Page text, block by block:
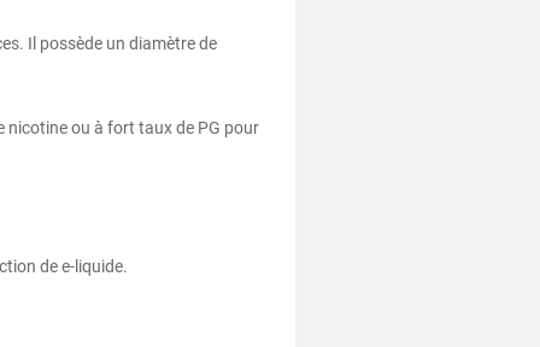
Il possède un diamètre de
nicotine ou à fort taux de PG pour
de e-liquide.